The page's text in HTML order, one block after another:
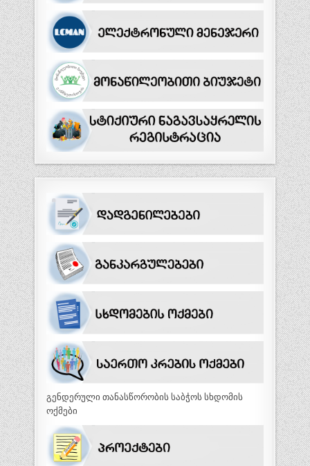
გენდერული თანასწორობის საბჭოს სხდომის
ოქმები